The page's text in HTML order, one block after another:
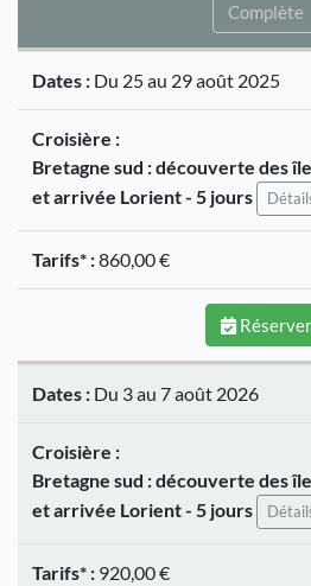
Complète
Dates : Du 25 au 29 août 2025
Croisière :
Bretagne sud : découverte des
et arrivée Lorient - 5 jours
Tarifs* :860,00 €
Réserver
Dates : Du 3 au 7 août 2026
Croisière :
Bretagne sud : découverte des
et arrivée Lorient - 5 jours
Tarifs* : 920,00 €